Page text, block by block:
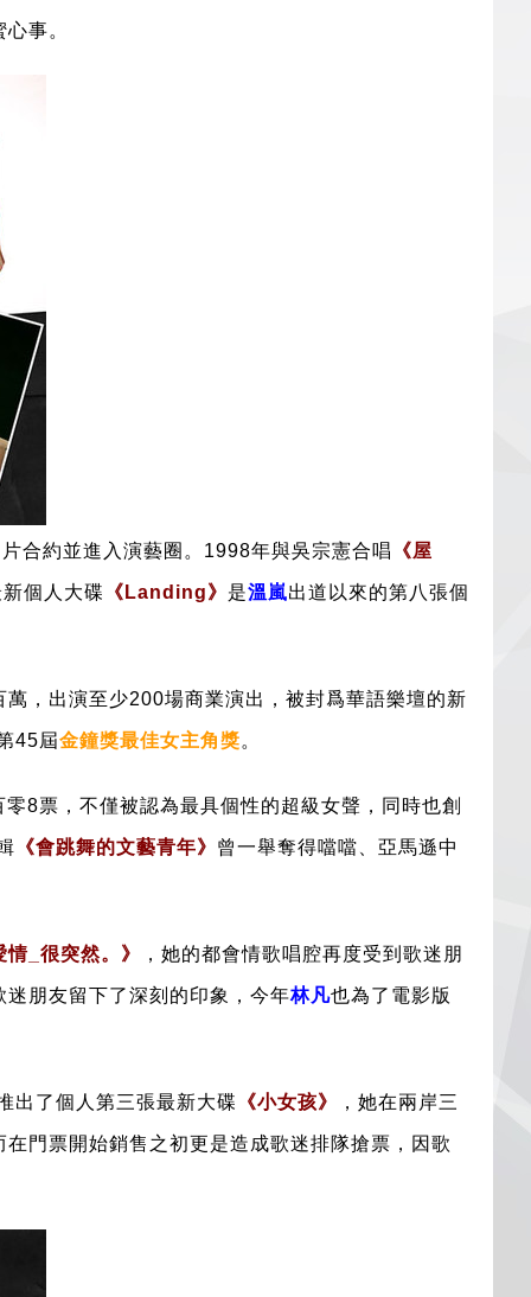
事。
合約並進入演藝圈。1998年與吳宗憲合唱 《屋
個人大碟 《Landing》 是溫嵐出道以來的第八張個
，出演至少200場商業演出，被封爲華語樂壇的新
45屆金鐘獎最佳女主角獎。
8票，不僅被認為最具個性的超級女聲 ，同時也創
《會跳舞的文藝青年》 曾一舉奪得噹噹、亞馬遜中
情_很突然。》 ，她的都會情歌唱腔再度受到歌迷朋
朋友留下了深刻的印象，今年林凡也為了電影版
出了個人第三張最新大碟 《小女孩》 ，她在兩岸三
門票開始銷售之初更是造成歌迷排隊搶票，因歌